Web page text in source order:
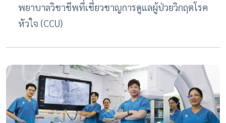
พยาบาลวิชาชีพที่เชี่ยวชาญการดูแลผู้ป่วยวิกฤตโรค
หัวใจ (CCU)